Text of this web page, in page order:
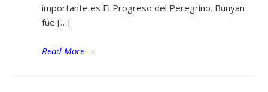
importante es El Progreso del Peregrino. Bunyan
fue […]
Read More →